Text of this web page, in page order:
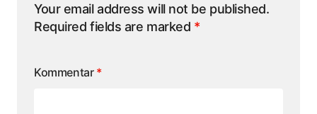
Your email address will not be published.
Required fields are marked *
Kommentar *